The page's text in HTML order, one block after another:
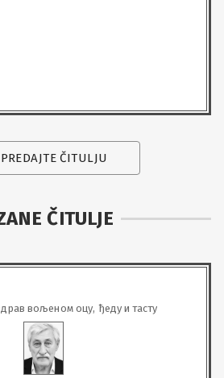
PREDAJTE ČITULJU
ČITULJE
вољеном оцу, ђеду и тасту